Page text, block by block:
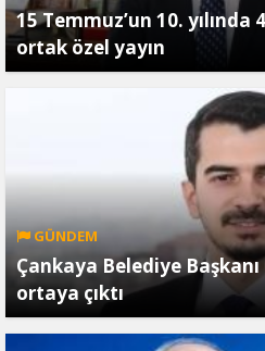
15 Temmuz’un 10.
ortak özel yayın
GÜNDEM
Çankaya Belediye
ortaya çıktı